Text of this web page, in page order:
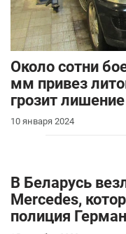
Около сотни
мм привез
грозит
10 января 2024
В Беларусь
Mercedes,
полиция